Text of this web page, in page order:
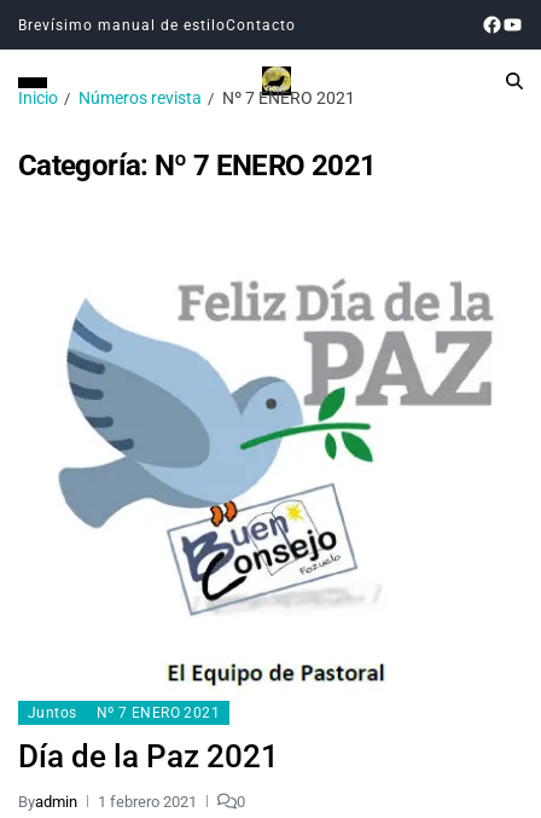
Brevísimo manual de estiloContacto
Inicio Números revista Nº 7 ENERO 2021
Categoría: Nº 7 ENERO 2021
Juntos Nº 7 ENERO 2021
Día de la Paz 2021
Byadmin 1 febrero 2021 0